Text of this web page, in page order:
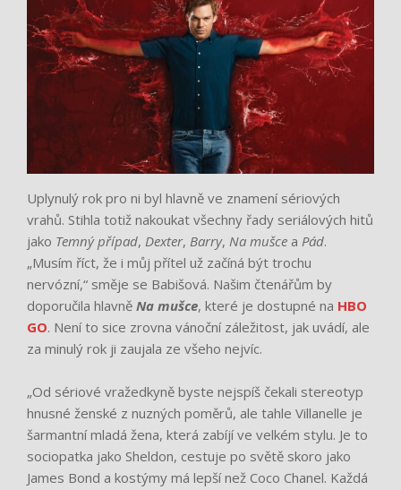
Uplynulý rok pro ni byl hlavně ve znamení sériových
vrahů. Stihla totiž nakoukat všechny řady seriálových hitů
jako Temný případ, Dexter, Barry, Na mušce a Pád.
„Musím říct, že i můj přítel už začíná být trochu
nervózní,“ směje se Babišová. Našim čtenářům by
doporučila hlavně Na mušce, které je dostupné na HBO
GO. Není to sice zrovna vánoční záležitost, jak uvádí, ale
za minulý rok ji zaujala ze všeho nejvíc.
„Od sériové vražedkyně byste nejspíš čekali stereotyp
hnusné ženské z nuzných poměrů, ale tahle Villanelle je
šarmantní mladá žena, která zabíjí ve velkém stylu. Je to
sociopatka jako Sheldon, cestuje po světě skoro jako
James Bond a kostýmy má lepší než Coco Chanel. Každá